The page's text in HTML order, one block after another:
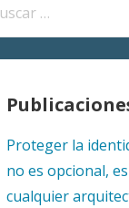
Proteger la
no es opcional,
cualquier